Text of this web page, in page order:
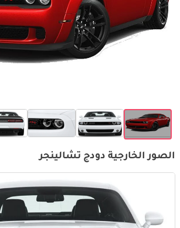
الصور الخارجية دودج تشالينجر